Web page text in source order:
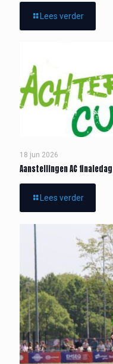
Lees verder
18 jun 2026
Aanstellingen AC
Lees verder